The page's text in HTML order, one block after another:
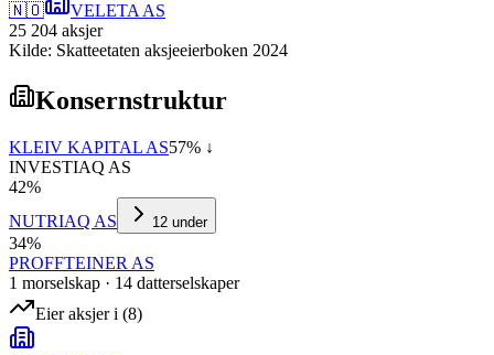
🇳🇴
VELETA AS
25 204 aksjer
Kilde: Skatteetaten aksjeeierboken 2024
Konsernstruktur
KLEIV KAPITAL AS57% ↓
INVESTIAQ AS
42%
NUTRIAQ AS
12 under
34%
PROFFTEINER AS
1 morselskap · 14 datterselskaper
Eier aksjer i (8)